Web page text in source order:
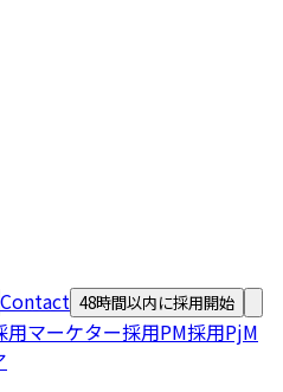
Contact 48時間以内に採用開始
用マーケター採用PM採用PjM